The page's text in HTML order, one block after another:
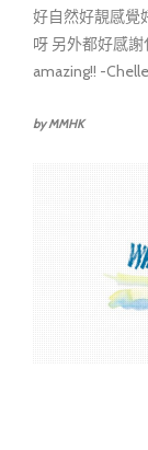
好自然好靚感覺
呀 另外都好感
amazing!! -
by MMHK